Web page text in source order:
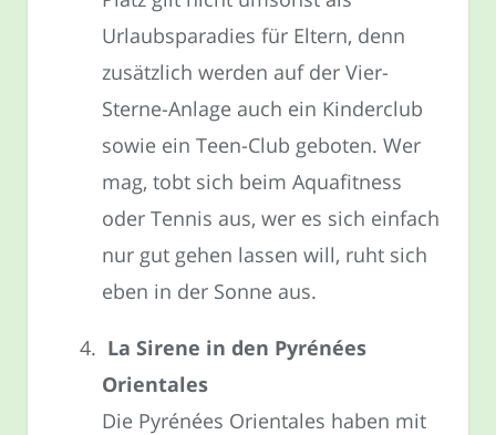
Urlaubsparadies für Eltern, denn
zusätzlich werden auf der Vier-
Sterne-Anlage auch ein Kinderclub
sowie ein Teen-Club geboten. Wer
mag, tobt sich beim Aquafitness
oder Tennis aus, wer es sich einfach
nur gut gehen lassen will, ruht sich
eben in der Sonne aus.
La Sirene in den Pyrénées
Orientales
Die Pyrénées Orientales haben mit